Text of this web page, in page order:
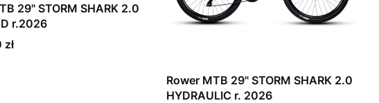
29" STORM SHARK 2.0
r.2026
Rower MTB 29" STORM SHARK 2.0
HYDRAULIC r. 2026